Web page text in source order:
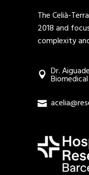
The Celià-
2018 and
complexity
Dr.
Biomedical